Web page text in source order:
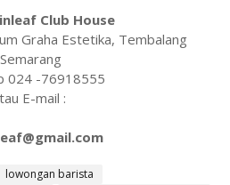
Club House
Graha Estetika, Tembalang
Semarang
024 -76918555
E-mail :
lowongan barista